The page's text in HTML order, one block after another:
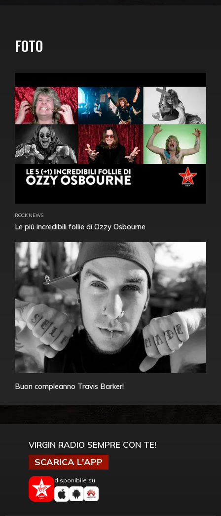
FOTO
ROCK NEWS
Le più incredibili follie di Ozzy Osbourne
Buon compleanno Travis Barker!
VIRGIN RADIO SEMPRE CON TE!
SCARICA L'APP
disponibile su